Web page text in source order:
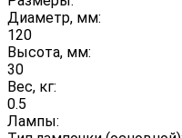
Диаметр, мм:
120
Высота, мм:
30
Вес, кг:
0.5
Лампы: